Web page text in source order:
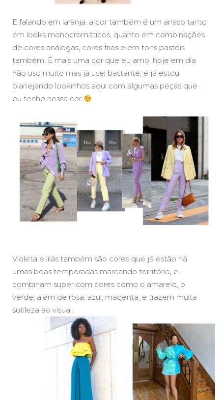
E falando em laranja, a cor também é um arraso tanto
em looks monocromáticos, quanto em combinações
de cores análogas, cores frias e em tons pastéis
também. É mais uma cor que eu amo, hoje em dia
não uso muito mas já usei bastante, e já estou
planejando lookinhos aqui com algumas peças que
eu tenho nessa cor
Violeta e lilás também são cores que já estão há
umas boas temporadas marcando território, e
combinam super com cores como o amarelo, o
verde, além de rosa, azul, magenta, e trazem muita
sutileza ao visual.